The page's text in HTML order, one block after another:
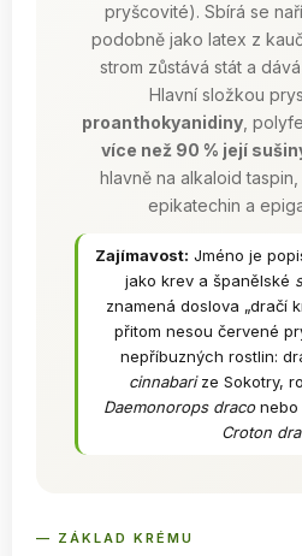
pryšcovité). Sbírá se
podobně jako latex z
strom zůstává stát a
Hlavní složkou
proanthokyanidiny ,
více než 90 % její
hlavně na alkaloid
epikatechin a
Zajímavost: Jméno je
jako krev a španělské
znamená doslova „dračí
přitom nesou červené
nepříbuzných rostlin:
cinnabarize Sokotry,
Daemonorops draconebo
Croton
— ZÁKLAD KRÉMU